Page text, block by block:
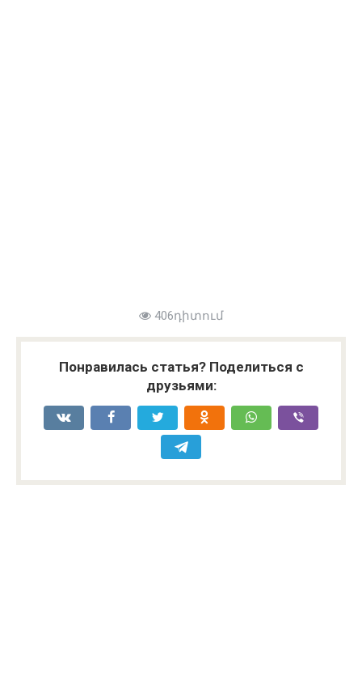
406դիտում
Понравилась статья? Поделиться с
друзьями: